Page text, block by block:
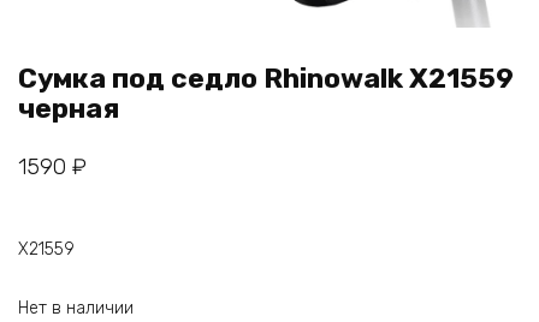
Сумка под седло Rhinowalk X21559
черная
1590 ₽
X21559
Нет в наличии